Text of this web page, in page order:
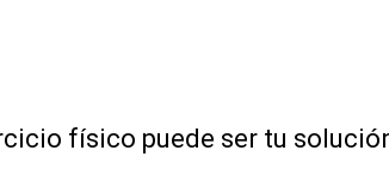
físico puede ser tu